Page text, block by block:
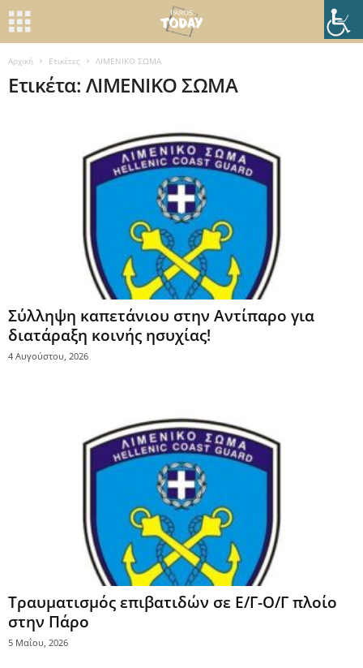
Αρχική Ετικέτες ΛΙΜΕΝΙΚΟ ΣΩΜΑ
Ετικέτα: ΛΙΜΕΝΙΚΟ ΣΩΜΑ
Σύλληψη καπετάνιου στην Αντίπαρο για
διατάραξη κοινής ησυχίας!
4 Αυγούστου, 2026
Τραυματισμός επιβατιδών σε Ε/Γ-Ο/Γ πλοίο
στην Πάρο
5 Μαΐου, 2026